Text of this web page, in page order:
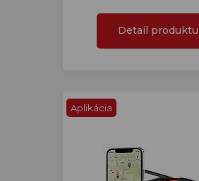
Detail produktu
Aplikácia